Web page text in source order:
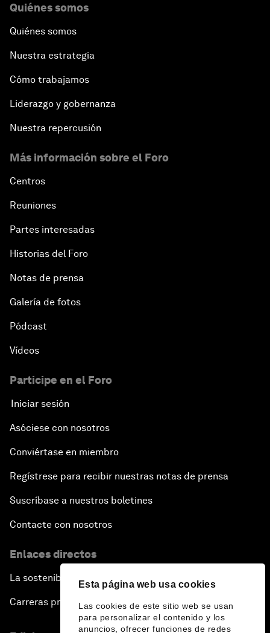
Esta página web usa cookies
Las cookies de este sitio web se usan
para personalizar el contenido y los
anuncios, ofrecer funciones de redes
Quiénes somos
Quiénes somos
Nuestra estrategia
Cómo trabajamos
Liderazgo y gobernanza
Nuestra repercusión
Más información sobre el Foro
Centros
Reuniones
Partes interesadas
Historias del Foro
Notas de prensa
Galería de fotos
Pódcast
Vídeos
Participe en el Foro
Iniciar sesión
Asóciese con nosotros
Conviértase en miembro
Regístrese para recibir nuestras notas de prensa
Suscríbase a nuestros boletines
Contacte con nosotros
Enlaces directos
La sostenibilidad en el Foro
Carreras profesionales